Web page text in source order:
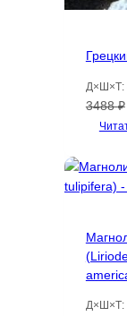
Д×Ш×Т:
3488₽
Д×Ш×Т: